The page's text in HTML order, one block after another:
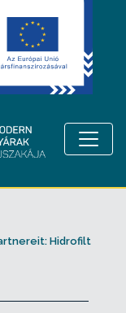
Hidrofilt